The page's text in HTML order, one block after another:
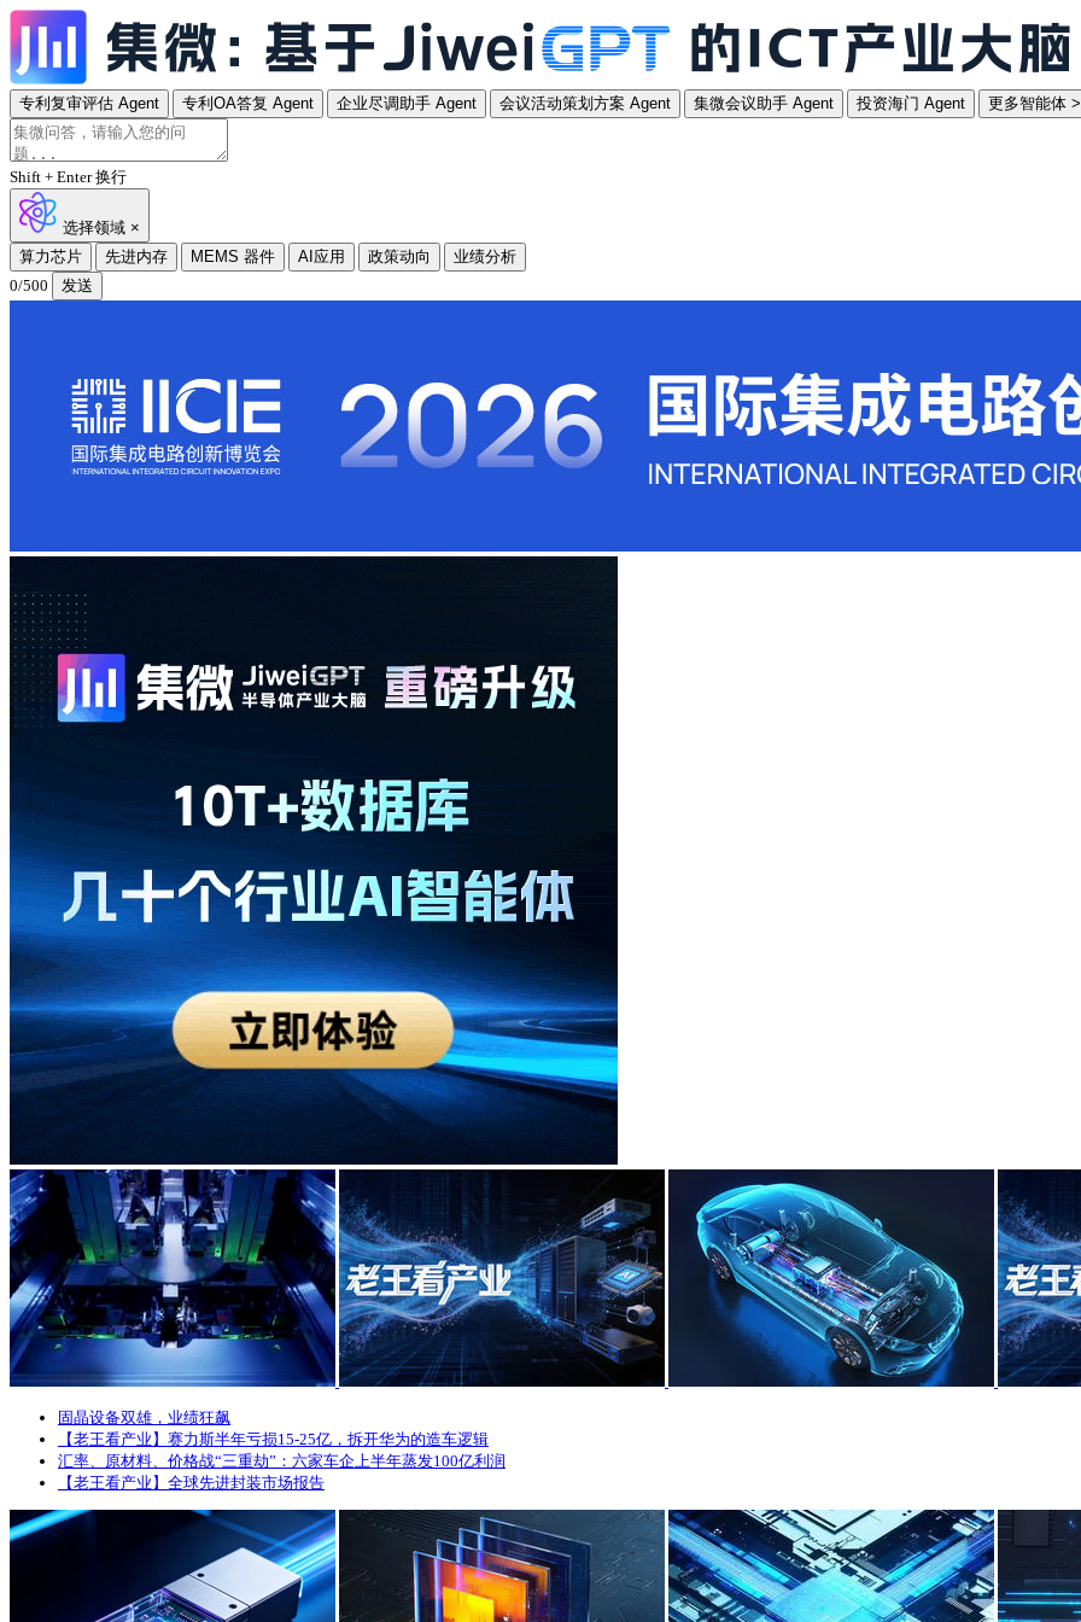
专利复审评估 Agent 专利OA答复 Agent 企业尽调助手 Agent 会议活动策划方案 Agent 集微会议助手 Agent 投资海门 Agent 更多智能体 >
Shift + Enter 换行
选择领域 ×
算力芯片
先进内存 MEMS 器件 AI应用 政策动向
业绩分析
0/500
发送
固晶设备双雄，业绩狂飙
【老王看产业】赛力斯半年亏损15-25亿，拆开华为的造车逻辑
汇率、原材料、价格战“三重劫”：六家车企上半年蒸发100亿利润
【老王看产业】全球先进封装市场报告